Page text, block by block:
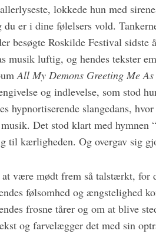
lokkede hun med
er i dine følelsers vold.
besøgte Roskilde Festival sidste
musik luftig, og hendes tekster
All My Demons Greeting Me
og indlevelse, som stod
hypnortiserende slangedans, hvor
Det stod klart med hymnen
til kærligheden. Og overgav sig
være mødt frem så talstærkt, for
følsomhed og ængstelighed
frosne tårer og om at blive
og farvelægger det med sin